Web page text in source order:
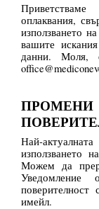
оплаквания,
използването
вашите
данни. Моля,
Най-
използването
Можем да
Уведомление
имейл.